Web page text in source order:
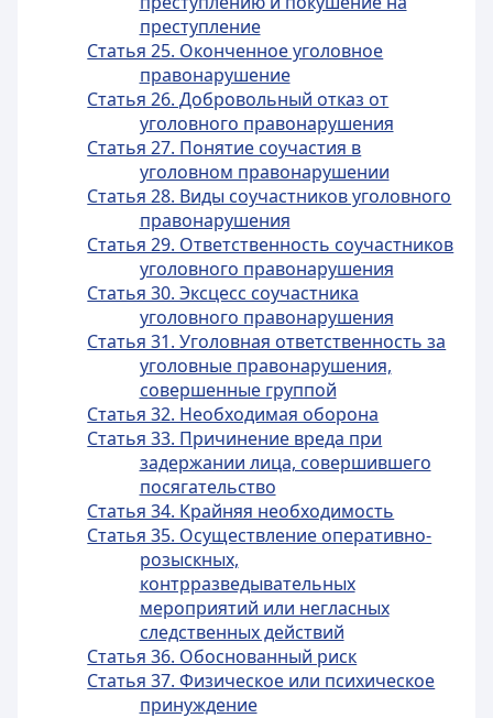
преступление
Статья 25. Оконченное уголовное
правонарушение
Статья 26. Добровольный отказ от
уголовного правонарушения
Статья 27. Понятие соучастия в
уголовном правонарушении
Статья 28. Виды соучастников уголовного
правонарушения
Статья 29. Ответственность соучастников
уголовного правонарушения
Статья 30. Эксцесс соучастника
уголовного правонарушения
Статья 31. Уголовная ответственность за
уголовные правонарушения,
совершенные группой
Статья 32. Необходимая оборона
Статья 33. Причинение вреда при
задержании лица, совершившего
посягательство
Статья 34. Крайняя необходимость
Статья 35. Осуществление оперативно-
розыскных,
контрразведывательных
мероприятий или негласных
следственных действий
Статья 36. Обоснованный риск
Статья 37. Физическое или психическое
принуждение